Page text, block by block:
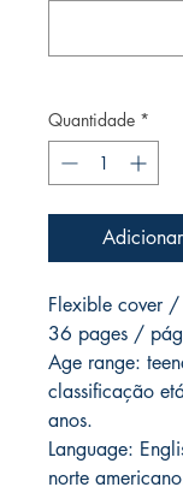
Quantidade *
Flexible cover
36 pages /
Age range:
classificação
anos.
Language:
norte